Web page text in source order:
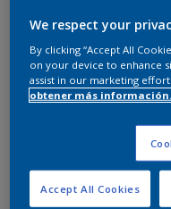
Tamaño
We respect your
By clicking “Accept All
on your device to enhance
assist in our marketing
obtener más información.
Accept All Cookies